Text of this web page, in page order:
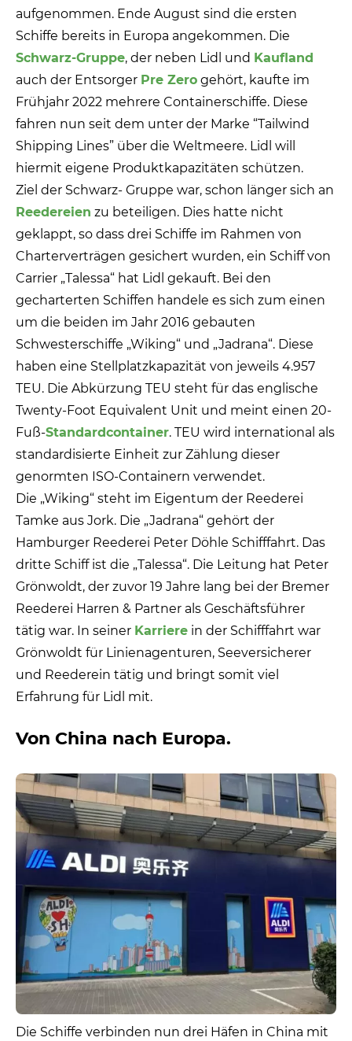
aufgenommen. Ende August sind die ersten
Schiffe bereits in Europa angekommen. Die
Schwarz-Gruppe, der neben Lidl und Kaufland
auch der Entsorger Pre Zero gehört, kaufte im
Frühjahr 2022 mehrere Containerschiffe. Diese
fahren nun seit dem unter der Marke “Tailwind
Shipping Lines” über die Weltmeere. Lidl will
hiermit eigene Produktkapazitäten schützen.
Ziel der Schwarz- Gruppe war, schon länger sich an
Reedereien zu beteiligen. Dies hatte nicht
geklappt, so dass drei Schiffe im Rahmen von
Charterverträgen gesichert wurden, ein Schiff von
Carrier „Talessa“ hat Lidl gekauft. Bei den
gecharterten Schiffen handele es sich zum einen
um die beiden im Jahr 2016 gebauten
Schwesterschiffe „Wiking“ und „Jadrana“. Diese
haben eine Stellplatzkapazität von jeweils 4.957
TEU. Die Abkürzung TEU steht für das englische
Twenty-Foot Equivalent Unit und meint einen 20-
Fuß-Standardcontainer. TEU wird international als
standardisierte Einheit zur Zählung dieser
genormten ISO-Containern verwendet.
Die „Wiking“ steht im Eigentum der Reederei
Tamke aus Jork. Die „Jadrana“ gehört der
Hamburger Reederei Peter Döhle Schifffahrt. Das
dritte Schiff ist die „Talessa“. Die Leitung hat Peter
Grönwoldt, der zuvor 19 Jahre lang bei der Bremer
Reederei Harren & Partner als Geschäftsführer
tätig war. In seiner Karriere in der Schifffahrt war
Grönwoldt für Linienagenturen, Seeversicherer
und Reederein tätig und bringt somit viel
Erfahrung für Lidl mit.
Von China nach Europa.
Die Schiffe verbinden nun drei Häfen in China mit